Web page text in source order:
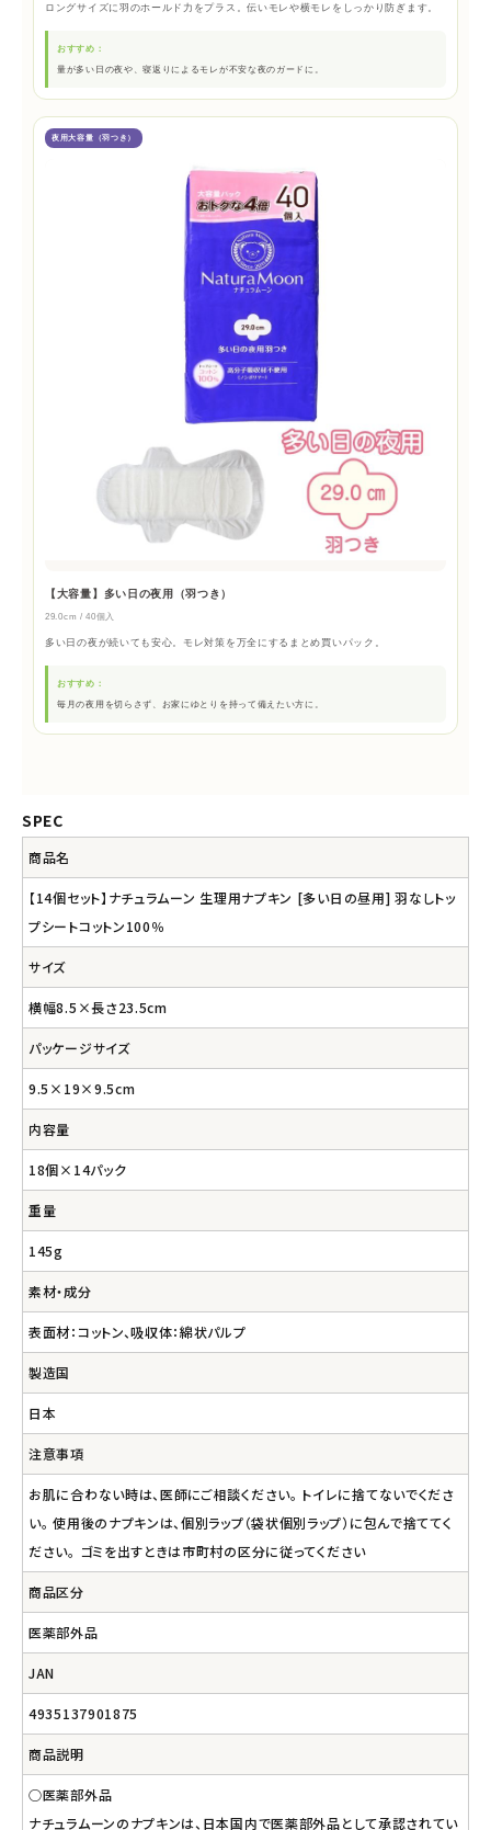
ロングサイズに羽のホールド力をプラス。伝いモレや横モレをしっかり防ぎます。
おすすめ：
量が多い日の夜や、寝返りによるモレが不安な夜のガードに。
夜用大容量（羽つき）
【大容量】多い日の夜用（羽つき）
29.0cm / 40個入
多い日の夜が続いても安心。モレ対策を万全にするまとめ買いパック。
おすすめ：
毎月の夜用を切らさず、お家にゆとりを持って備えたい方に。
SPEC
商品名
【14個セット】ナチュラムーン 生理用ナプキン [多い日の昼用] 羽なしトッ
プシートコットン100％
サイズ
横幅8.5×長さ23.5cm
パッケージサイズ
9.5×19×9.5cm
内容量
18個×14パック
重量
145g
素材・成分
表面材：コットン、吸収体：綿状パルプ
製造国
日本
注意事項
お肌に合わない時は、医師にご相談ください。 トイレに捨てないでくださ
い。 使用後のナプキンは、個別ラップ（袋状個別ラップ）に包んで捨ててく
ださい。 ゴミを出すときは市町村の区分に従ってください
商品区分
医薬部外品
JAN
4935137901875
商品説明
○医薬部外品
ナチュラムーンのナプキンは、日本国内で医薬部外品として承認されてい